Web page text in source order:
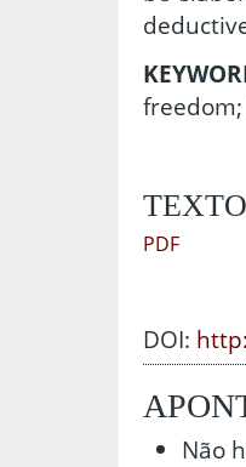
PDF
DOI:
Não